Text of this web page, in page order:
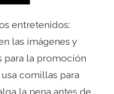
entretenidos:
las imágenes y
para la promoción
comillas para
la pena antes de